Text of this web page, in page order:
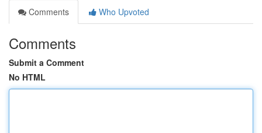
Comments
Who Upvoted
Comments
Submit a Comment
No HTML